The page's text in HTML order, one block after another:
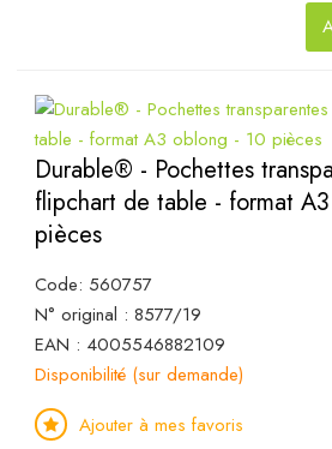
Durable® - Pochettes
flipchart de table - format
pièces
Code: 560757
N° original : 8577/19
EAN : 4005546882109
Disponibilité (sur demande)
Ajouter à mes favoris